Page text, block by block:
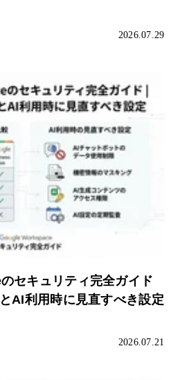
2026.07.29
セキュリティ完全ガイド
AI利用時に見直すべき設定
2026.07.21